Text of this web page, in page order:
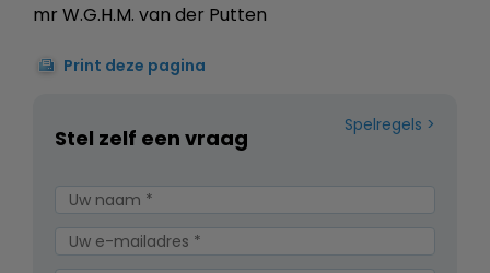
mr W.G.H.M. van der Putten
Print deze pagina
Spelregels
Stel zelf een vraag